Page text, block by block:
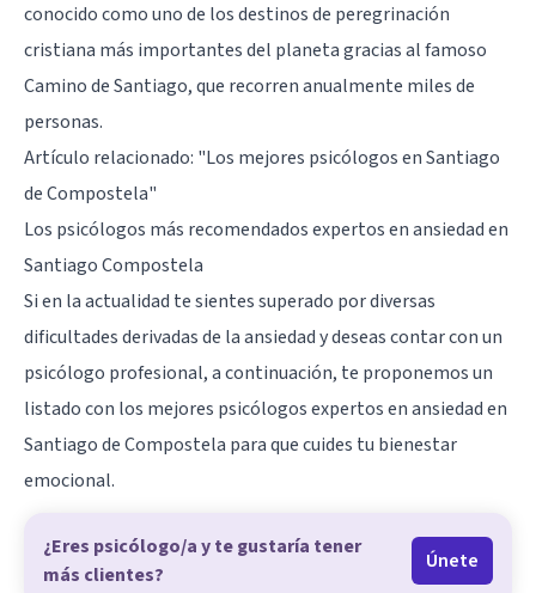
conocido como uno de los destinos de peregrinación
cristiana más importantes del planeta gracias al famoso
Camino de Santiago, que recorren anualmente miles de
personas.
Artículo relacionado: "Los mejores psicólogos en Santiago
de Compostela"
Los psicólogos más recomendados expertos en ansiedad en
Santiago Compostela
Si en la actualidad te sientes superado por diversas
dificultades derivadas de la ansiedad y deseas contar con un
psicólogo profesional, a continuación, te proponemos un
listado con los mejores psicólogos expertos en ansiedad en
Santiago de Compostela para que cuides tu bienestar
emocional.
¿Eres psicólogo/a y te gustaría tener
más clientes?
Únete